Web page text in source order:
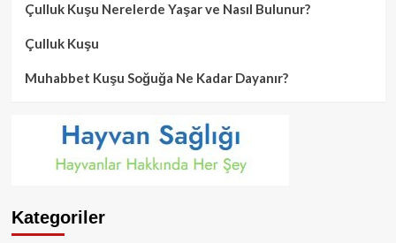
Çulluk Kuşu Nerelerde Yaşar ve Nasıl Bulunur?
Çulluk Kuşu
Muhabbet Kuşu Soğuğa Ne Kadar Dayanır?
Kategoriler